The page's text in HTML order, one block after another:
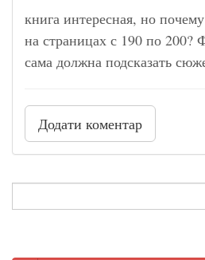
книга интересная, но почему
на страницах с 190 по 200?
сама должна подсказать
Додати коментар